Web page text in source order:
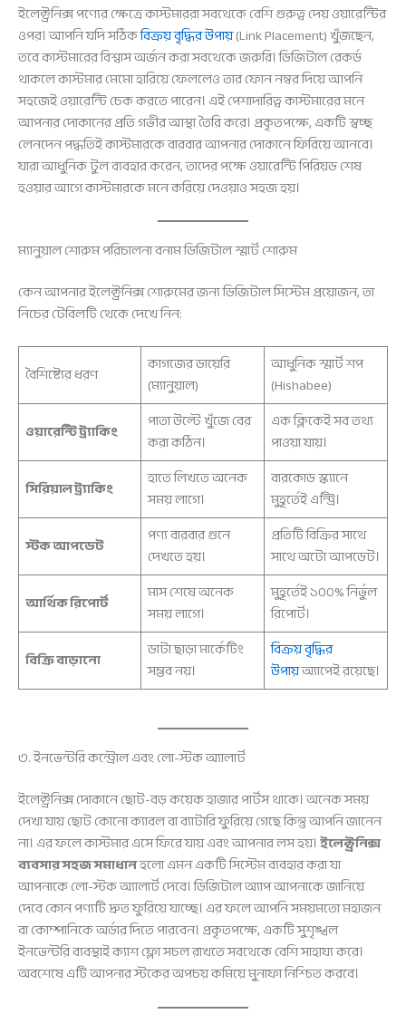
ইলেক্ট্রনিক্স পণ্যের ক্ষেত্রে কাস্টমাররা সবথেকে বেশি গুরুত্ব দেয় ওয়ারেন্টির
ওপর। আপনি যদি সঠিকবিক্রয় বৃদ্ধির উপায়(Link Placement) খুঁজছেন,
তবে কাস্টমারের বিশ্বাস অর্জন করা সবথেকে জরুরি। ডিজিটাল রেকর্ড
থাকলে কাস্টমার মেমো হারিয়ে ফেললেও তার ফোন নম্বর দিয়ে আপনি
সহজেই ওয়ারেন্টি চেক করতে পারেন। এই পেশাদারিত্ব কাস্টমারের মনে
আপনার দোকানের প্রতি গভীর আস্থা তৈরি করে। প্রকৃতপক্ষে, একটি স্বচ্ছ
লেনদেন পদ্ধতিই কাস্টমারকে বারবার আপনার দোকানে ফিরিয়ে আনবে।
যারা আধুনিক টুল ব্যবহার করেন, তাদের পক্ষে ওয়ারেন্টি পিরিয়ড শেষ
হওয়ার আগে কাস্টমারকে মনে করিয়ে দেওয়াও সহজ হয়।
ম্যানুয়াল শোরুম পরিচালনা বনাম ডিজিটাল স্মার্ট শোরুম
কেন আপনার ইলেক্ট্রনিক্স শোরুমের জন্য ডিজিটাল সিস্টেম প্রয়োজন, তা
নিচের টেবিলটি থেকে দেখে নিন:
বৈশিষ্ট্যের ধরণ
কাগজের ডায়েরি
(ম্যানুয়াল)
আধুনিক স্মার্ট শপ
(Hishabee)
ওয়ারেন্টি ট্র্যাকিং
পাতা উল্টে খুঁজে বের
করা কঠিন।
এক ক্লিকেই সব তথ্য
পাওয়া যায়।
সিরিয়াল ট্র্যাকিং
হাতে লিখতে অনেক
সময় লাগে।
বারকোড স্ক্যানে
মুহূর্তেই এন্ট্রি।
স্টক আপডেট
পণ্য বারবার গুনে
দেখতে হয়।
প্রতিটি বিক্রির সাথে
সাথে অটো আপডেট।
আর্থিক রিপোর্ট
মাস শেষে অনেক
সময় লাগে।
মুহূর্তেই ১০০% নির্ভুল
রিপোর্ট।
বিক্রি বাড়ানো
ডাটা ছাড়া মার্কেটিং
সম্ভব নয়।
বিক্রয় বৃদ্ধির
উপায়অ্যাপেই রয়েছে।
৩. ইনভেন্টরি কন্ট্রোল এবং লো-স্টক অ্যালার্ট
ইলেক্ট্রনিক্স দোকানে ছোট-বড় কয়েক হাজার পার্টস থাকে। অনেক সময়
দেখা যায় ছোট কোনো ক্যাবল বা ব্যাটারি ফুরিয়ে গেছে কিন্তু আপনি জানেন
না। এর ফলে কাস্টমার এসে ফিরে যায় এবং আপনার লস হয়।ইলেক্ট্রনিক্স
ব্যবসার সহজ সমাধানহলো এমন একটি সিস্টেম ব্যবহার করা যা
আপনাকে লো-স্টক অ্যালার্ট দেবে। ডিজিটাল অ্যাপ আপনাকে জানিয়ে
দেবে কোন পণ্যটি দ্রুত ফুরিয়ে যাচ্ছে। এর ফলে আপনি সময়মতো মহাজন
বা কোম্পানিকে অর্ডার দিতে পারবেন। প্রকৃতপক্ষে, একটি সুশৃঙ্খল
ইনভেন্টরি ব্যবস্থাই ক্যাশ ফ্লো সচল রাখতে সবথেকে বেশি সাহায্য করে।
অবশেষে এটি আপনার স্টকের অপচয় কমিয়ে মুনাফা নিশ্চিত করবে।